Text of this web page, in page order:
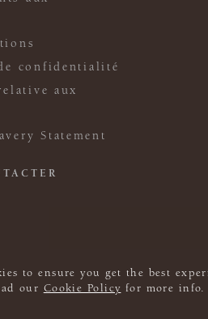
to ensure you get the best
our Cookie Policy for more info.
confidentialité
aux
Statement